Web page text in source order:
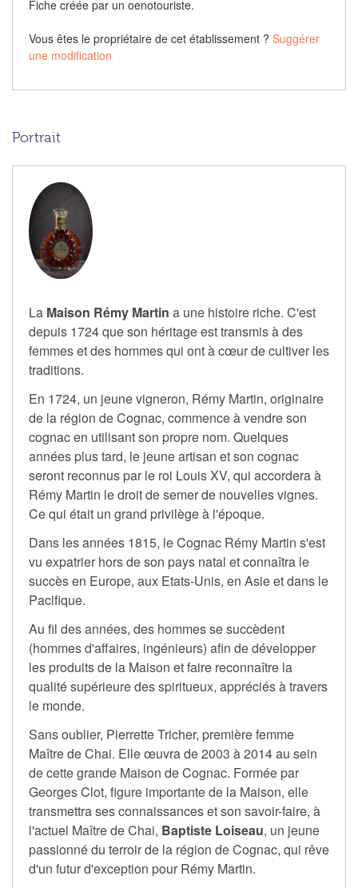
Fiche créée par un oenotouriste.
Vous êtes le propriétaire de cet établissement ? Suggérer
une modification
Portrait
La Maison Rémy Martin a une histoire riche. C'est
depuis 1724 que son héritage est transmis à des
femmes et des hommes qui ont à cœur de cultiver les
traditions.
En 1724, un jeune vigneron, Rémy Martin, originaire
de la région de Cognac, commence à vendre son
cognac en utilisant son propre nom. Quelques
années plus tard, le jeune artisan et son cognac
seront reconnus par le roi Louis XV, qui accordera à
Rémy Martin le droit de semer de nouvelles vignes.
Ce qui était un grand privilège à l'époque.
Dans les années 1815, le Cognac Rémy Martin s'est
vu expatrier hors de son pays natal et connaîtra le
succès en Europe, aux Etats-Unis, en Asie et dans le
Pacifique.
Au fil des années, des hommes se succèdent
(hommes d'affaires, ingénieurs) afin de développer
les produits de la Maison et faire reconnaître la
qualité supérieure des spiritueux, appréciés à travers
le monde.
Sans oublier, Pierrette Tricher, première femme
Maître de Chai. Elle œuvra de 2003 à 2014 au sein
de cette grande Maison de Cognac. Formée par
Georges Clot, figure importante de la Maison, elle
transmettra ses connaissances et son savoir-faire, à
l'actuel Maître de Chai, Baptiste Loiseau, un jeune
passionné du terroir de la région de Cognac, qui rêve
d'un futur d'exception pour Rémy Martin.